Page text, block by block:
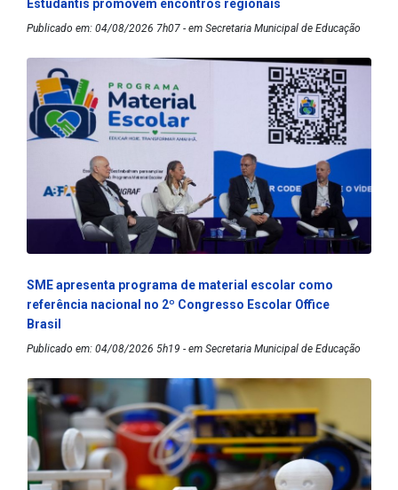
Estudantis promovem encontros regionais
Publicado em: 04/08/2026 7h07 - em Secretaria Municipal de Educação
SME apresenta programa de material escolar como
referência nacional no 2º Congresso Escolar Office
Brasil
Publicado em: 04/08/2026 5h19 - em Secretaria Municipal de Educação